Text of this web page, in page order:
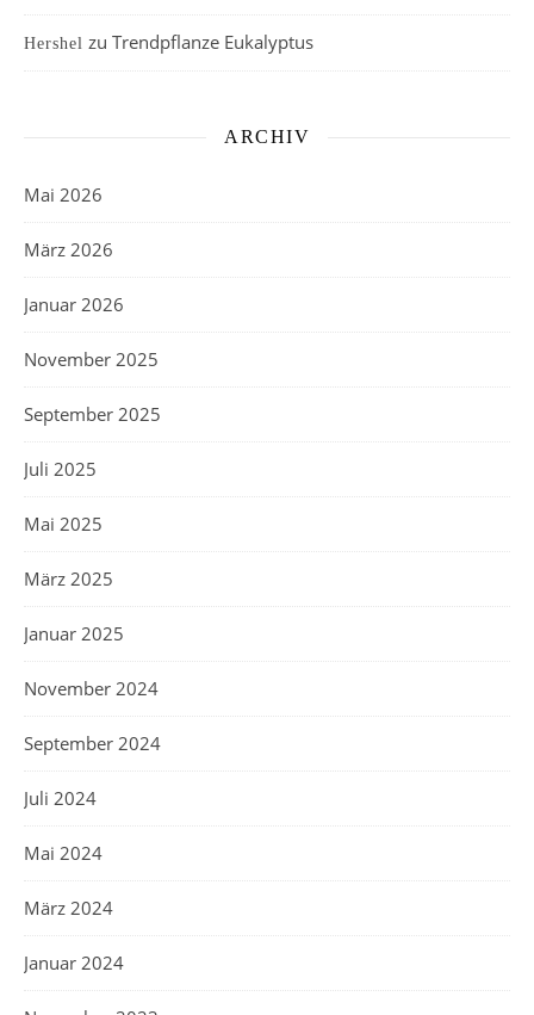
Hershel zu Trendpflanze Eukalyptus
ARCHIV
Mai 2026
März 2026
Januar 2026
November 2025
September 2025
Juli 2025
Mai 2025
März 2025
Januar 2025
November 2024
September 2024
Juli 2024
Mai 2024
März 2024
Januar 2024